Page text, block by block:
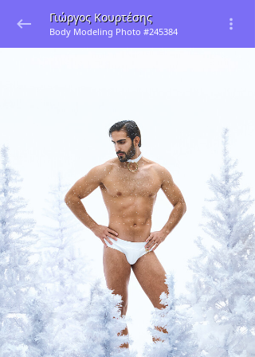
Γιώργος Κουρτέσης
Body Modeling Photo #245384